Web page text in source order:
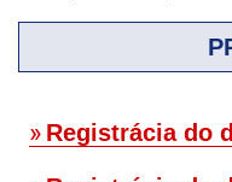
Registrácia do